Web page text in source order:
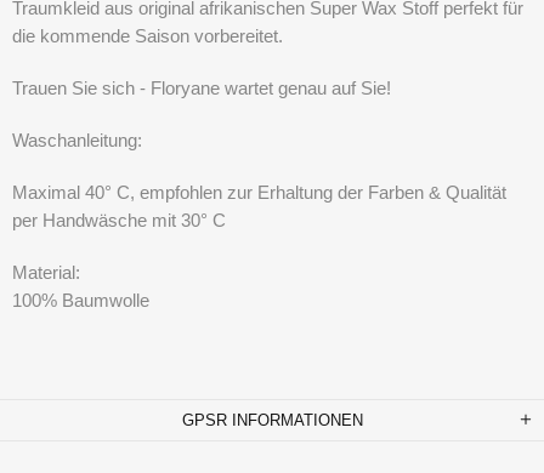
Traumkleid aus original afrikanischen Super Wax Stoff perfekt für
die kommende Saison vorbereitet.
Trauen Sie sich - Floryane wartet genau auf Sie!
Waschanleitung:
Maximal 40° C, empfohlen zur Erhaltung der Farben & Qualität
per Handwäsche mit 30° C
Material:
100% Baumwolle
GPSR INFORMATIONEN